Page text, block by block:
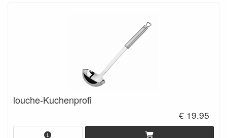
louche-Kuchenprofi
€ 19.95